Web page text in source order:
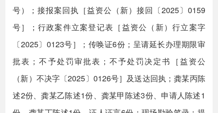
号）；接报案回执［益资公（新）接回〔2025〕0159
号］；行政案件立案登记表［益资公（新）行立案字
〔2025〕0123号］；传唤证6份；呈请延长办理期限审
批表；不予处罚审批表；不予处罚决定书［益资公
（新）不决字〔2025〕0126号］及送达回执；龚某丙陈
述2份、龚某乙陈述1份、龚某甲陈述3份、申请人陈述1